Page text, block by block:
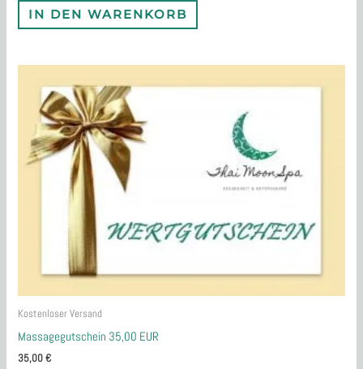
IN DEN WARENKORB
Kostenloser Versand
Massagegutschein 35,00 EUR
35,00€